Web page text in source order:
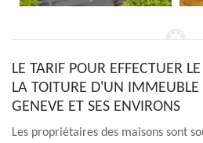
LE TARIF POUR EFFECTUER
LA TOITURE D'UN IMMEUBLE
GENEVE ET SES ENVIRONS
Les propriétaires des maisons sont